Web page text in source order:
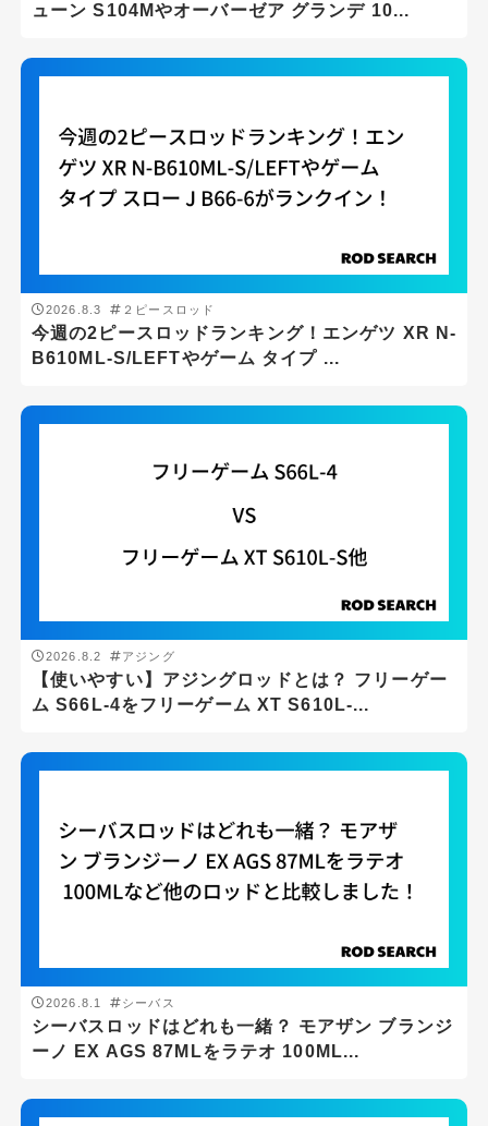
ューン S104Mやオーバーゼア グランデ 10...
2026.8.3 ２ピースロッド
今週の2ピースロッドランキング！エンゲツ XR N-
B610ML-S/LEFTやゲーム タイプ ...
2026.8.2 アジング
【使いやすい】アジングロッドとは？ フリーゲー
ム S66L-4をフリーゲーム XT S610L-...
2026.8.1 シーバス
シーバスロッドはどれも一緒？ モアザン ブランジ
ーノ EX AGS 87MLをラテオ 100ML...
釣り場
ボート
船
ジャンル
シーバス
ショアジギング
スーパーライトショアジギング
チニング・ブリームゲーム
トラウト
バスフィッシング